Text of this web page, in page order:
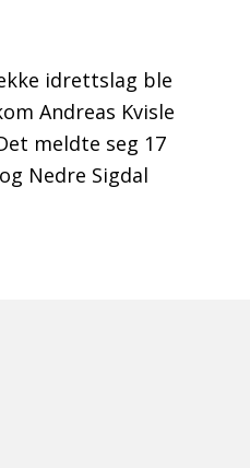
idrettslag ble
Andreas Kvisle
meldte seg 17
Nedre Sigdal